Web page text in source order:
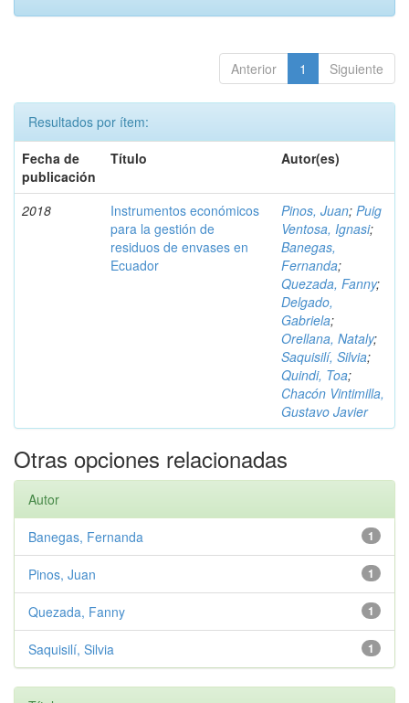
Anterior 1 Siguiente
Resultados por ítem:
Fecha de
publicación
Título Autor(es)
2018
Instrumentos económicos
para la gestión de
residuos de envases en
Ecuador
Pinos, Juan; Puig
Ventosa, Ignasi;
Banegas,
Fernanda;
Quezada, Fanny;
Delgado,
Gabriela;
Orellana, Nataly;
Saquisilí, Silvia;
Quindi, Toa;
Chacón Vintimilla,
Gustavo Javier
Otras opciones relacionadas
Autor
1
Banegas, Fernanda
1
Pinos, Juan
1
Quezada, Fanny
1
Saquisilí, Silvia